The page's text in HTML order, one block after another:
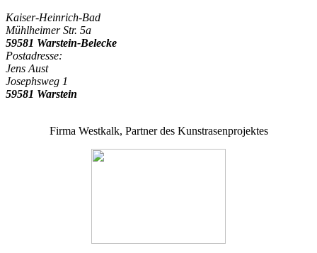
Kaiser-Heinrich-Bad
Mühlheimer Str. 5a
59581 Warstein-Belecke
Postadresse:
Jens Aust
Josephsweg 1
59581 Warstein
Firma Westkalk, Partner des Kunstrasenprojektes